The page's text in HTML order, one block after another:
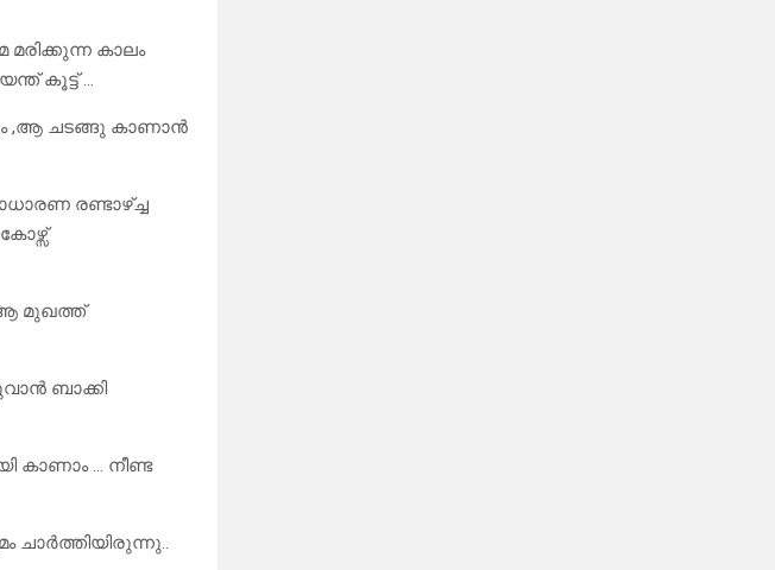
കാലം
കൂട്ട് …
,ആ ചടങ്ങു കാണാൻ
രണ്ടാഴ്ച്ച
ആ മുഖത്ത്
ബാക്കി
കാണാം … നീണ്ട
ചാർത്തിയിരുന്നു..